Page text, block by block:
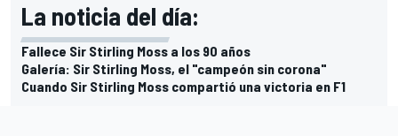
La noticia del día:
Fallece Sir Stirling Moss a los 90 años
Galería: Sir Stirling Moss, el "campeón sin corona"
Cuando Sir Stirling Moss compartió una victoria en F1